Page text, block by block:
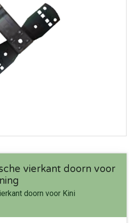
vierkant doorn voor
doorn voor Kini